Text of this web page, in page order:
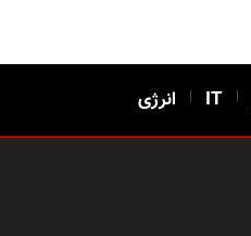
|
IT
| انرژی